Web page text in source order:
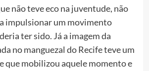
não teve eco na juventude, não
impulsionar um movimento
ter sido. Já a imagem da
no manguezal do Recife teve um
que mobilizou aquele momento e